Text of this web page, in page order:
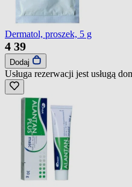
Dermatol, proszek, 5 g
4 39
Dodaj
Usługa rezerwacji jest usługą